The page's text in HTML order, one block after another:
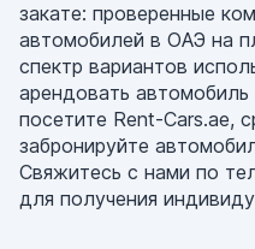
закате: проверенные
автомобилей в ОАЭ на
спектр вариантов
арендовать
посетите Rent-Cars.ae,
забронируйте
Свяжитесь с нами по
для получения